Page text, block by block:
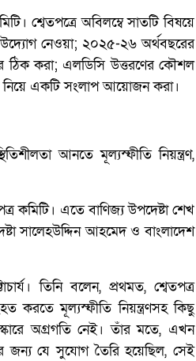
শ্বেতপত্রে অবিলম্বে সাতটি বিষয়ে
নেওয়া; ২০২৫-২৬ অর্থবছরের
ঠিক করা; এলডিসি উত্তরণের কৌশল
নিয়ে একটি সংলাপ আয়োজন করা।
আনতে মূল্যস্ফীতি নিয়ন্ত্রণ,
কমিটি। এতে বাণিজ্য উপদেষ্টা শেখ
সালেহউদ্দিন আহমেদ ও বাংলাদেশ
তিনি বলেন, প্রথমত, শ্বেতপত্র
করতে মূল্যস্ফীতি নিয়ন্ত্রণসহ কিছু
অগ্রগতি নেই। তাঁর মতে, এখন
জন্য যে সুযোগ তৈরি হয়েছিল, সেই